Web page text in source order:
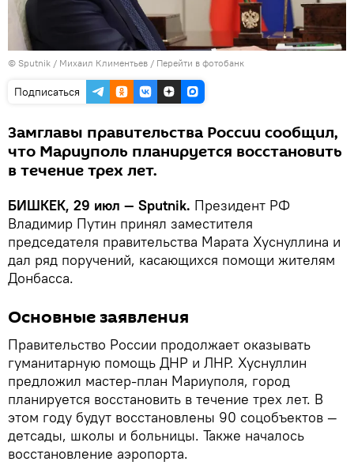
© Sputnik / Михаил Климентьев / Перейти в фотобанк
Подписаться
Замглавы правительства России сообщил,
что Мариуполь планируется восстановить
в течение трех лет.
БИШКЕК, 29 июл — Sputnik. Президент РФ
Владимир Путин принял заместителя
председателя правительства Марата Хуснуллина и
дал ряд поручений, касающихся помощи жителям
Донбасса.
Основные заявления
Правительство России продолжает оказывать
гуманитарную помощь ДНР и ЛНР. Хуснуллин
предложил мастер-план Мариуполя, город
планируется восстановить в течение трех лет. В
этом году будут восстановлены 90 соцобъектов —
детсады, школы и больницы. Также началось
восстановление аэропорта.